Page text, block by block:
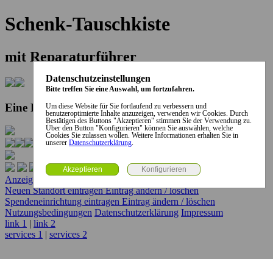
Schenk-Tauschkiste
mit Reparaturführer
Eine Kooperation der Stadt und des Landkreises...
Anzeige erstellen
Neuen Standort eintragenEintrag ändern / löschen
Spendeneinrichtung eintragen Eintrag ändern / löschen
Nutzungsbedingungen Datenschutzerklärung Impressum
link 1 | link 2
services 1 | services 2
Datenschutzeinstellungen
Bitte treffen Sie eine Auswahl, um fortzufahren.
Um diese Website für Sie fortlaufend zu verbessern und
benutzeroptimierte Inhalte anzuzeigen, verwenden wir Cookies. Durch
Bestätigen des Buttons "Akzeptieren" stimmen Sie der Verwendung zu.
Über den Button "Konfigurieren" können Sie auswählen, welche
Cookies Sie zulassen wollen. Weitere Informationen erhalten Sie in
unserer Datenschutzerklärung.